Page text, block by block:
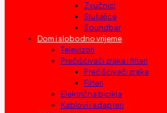
Zvučnici
Slušalice
Soundbar
Dom i slobodno vrijeme
Televizori
Prečišćivači zraka i filteri
Prečišćivači zraka
Filteri
Električna bicikla
Kablovi i adapteri